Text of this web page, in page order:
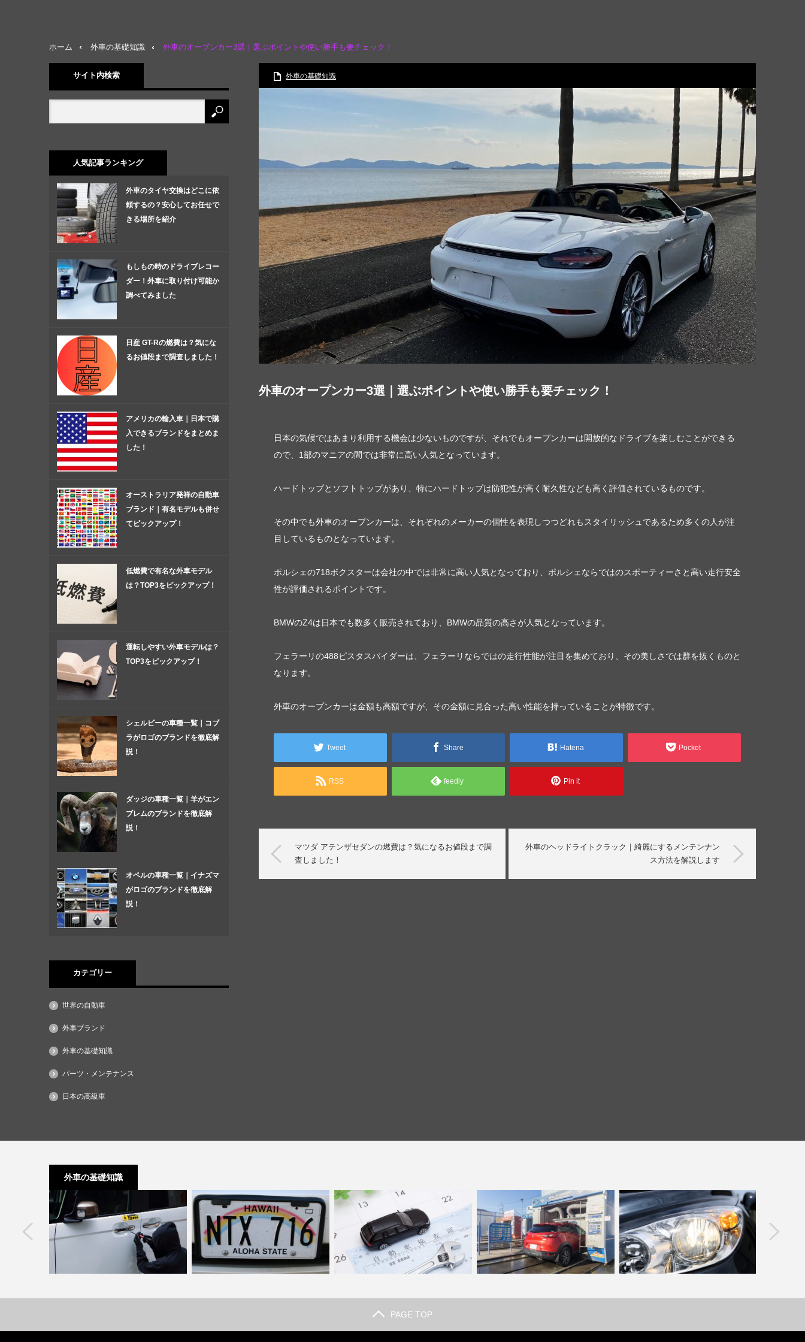
ホーム 外車の基礎知識 外車のオープンカー3選｜選ぶポイントや使い勝手も要チェック！
外車の基礎知識
外車のオープンカー3選｜選ぶポイントや使い勝手も要チェック！
日本の気候ではあまり利用する機会は少ないものですが、それでもオープンカーは開放的なドライブを楽しむことができる
ので、1部のマニアの間では非常に高い人気となっています。
ハードトップとソフトトップがあり、特にハードトップは防犯性が高く耐久性なども高く評価されているものです。
その中でも外車のオープンカーは、それぞれのメーカーの個性を表現しつつどれもスタイリッシュであるため多くの人が注
目しているものとなっています。
ポルシェの718ボクスターは会社の中では非常に高い人気となっており、ポルシェならではのスポーティーさと高い走行安全
性が評価されるポイントです。
BMWのZ4は日本でも数多く販売されており、BMWの品質の高さが人気となっています。
フェラーリの488ピスタスパイダーは、フェラーリならではの走行性能が注目を集めており、その美しさでは群を抜くものと
なります。
外車のオープンカーは金額も高額ですが、その金額に見合った高い性能を持っていることが特徴です。
Tweet Share Hatena Pocket
RSS feedly Pin it
マツダ アテンザセダンの燃費は？気になるお値段まで調
査しました！
外車のヘッドライトクラック｜綺麗にするメンテンナン
ス方法を解説します
サイト内検索
人気記事ランキング
外車のタイヤ交換はどこに依
頼するの？安心してお任せで
きる場所を紹介
もしもの時のドライブレコー
ダー！外車に取り付け可能か
調べてみました
日産 GT-Rの燃費は？気にな
るお値段まで調査しました！
アメリカの輸入車｜日本で購
入できるブランドをまとめま
した！
オーストラリア発祥の自動車
ブランド｜有名モデルも併せ
てピックアップ！
低燃費で有名な外車モデル
は？TOP3をピックアップ！
運転しやすい外車モデルは？
TOP3をピックアップ！
シェルビーの車種一覧｜コブ
ラがロゴのブランドを徹底解
説！
ダッジの車種一覧｜羊がエン
ブレムのブランドを徹底解
説！
オペルの車種一覧｜イナズマ
がロゴのブランドを徹底解
説！
カテゴリー
世界の自動車
外車ブランド
外車の基礎知識
パーツ・メンテナンス
日本の高級車
外車の基礎知識
｜綺麗に
許せない外車の盗難！後悔しないため
外車のナンバープレートは日本で使え
外車の車検は国産車に比べて高い？受
高級外車を洗車機に入れるのは不安…
外車のヘッドライトクラック｜綺麗に
許せない
PAGE TOP